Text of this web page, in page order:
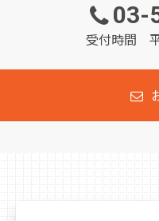
03-
受付時間